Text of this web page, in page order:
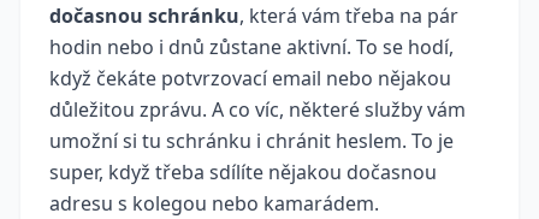
dočasnou schránku, která vám třeba na pár
hodin nebo i dnů zůstane aktivní. To se hodí,
když čekáte potvrzovací email nebo nějakou
důležitou zprávu. A co víc, některé služby vám
umožní si tu schránku i chránit heslem. To je
super, když třeba sdílíte nějakou dočasnou
adresu s kolegou nebo kamarádem.